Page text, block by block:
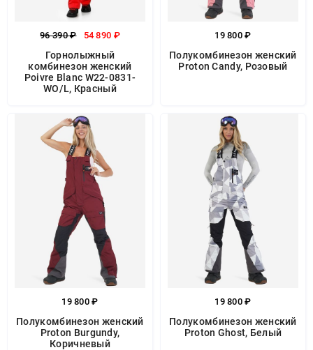
96 390 ₽ 54 890 ₽
Горнолыжный
комбинезон женский
Poivre Blanc W22-0831-
WO/L, Красный
19 800 ₽
Полукомбинезон женский
Proton Candy, Розовый
19 800 ₽
Полукомбинезон женский
Proton Burgundy,
Коричневый
19 800 ₽
Полукомбинезон женский
Proton Ghost, Белый